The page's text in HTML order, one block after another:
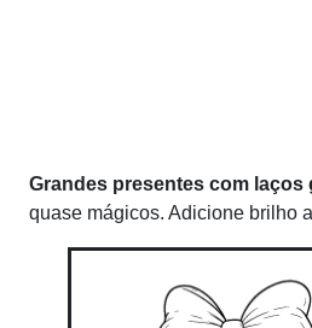
Grandes presentes com laços
quase mágicos. Adicione brilho